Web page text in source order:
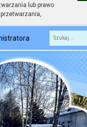
lub prawo
Fraza